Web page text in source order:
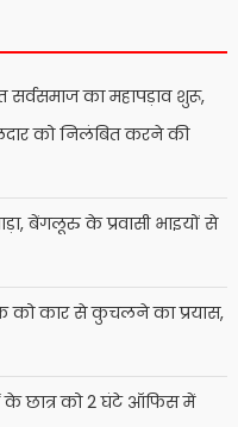
सर्वसमाज का महापड़ाव शुरू,
को निलंबित करने की
बेंगलूरु के प्रवासी भाइयों से
को कार से कुचलने का प्रयास,
के छात्र को 2 घंटे ऑफिस में